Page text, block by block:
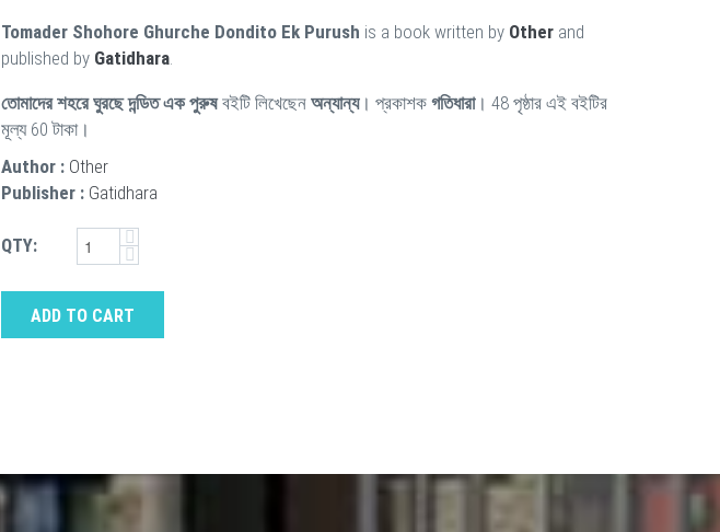
Tomader Shohore Ghurche Dondito Ek Purush is a book written by Other and
published by Gatidhara.
তোমাদের শহরে ঘুরছে দন্ডিত এক পুরুষবইটি লিখেছেন অন্যান্য। প্রকাশক গতিধারা। 48 পৃষ্ঠার এই বইটির
মূল্য 60 টাকা।
Author : Other
Publisher : Gatidhara
QTY:
ADD TO CART